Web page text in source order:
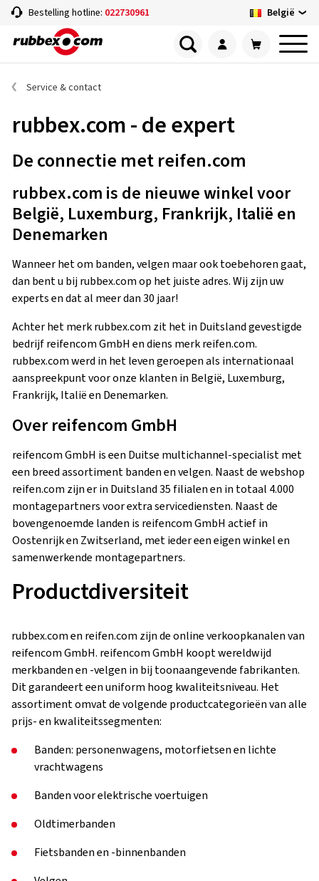
Bestelling hotline: 022730961 België
Service & contact
rubbex.com - de expert
De connectie met reifen.com
rubbex.com is de nieuwe winkel voor
België, Luxemburg, Frankrijk, Italië en
Denemarken
Wanneer het om banden, velgen maar ook toebehoren gaat,
dan bent u bij rubbex.com op het juiste adres. Wij zijn uw
experts en dat al meer dan 30 jaar!
Achter het merk rubbex.com zit het in Duitsland gevestigde
bedrijf reifencom GmbH en diens merk reifen.com.
rubbex.com werd in het leven geroepen als internationaal
aanspreekpunt voor onze klanten in België, Luxemburg,
Frankrijk, Italië en Denemarken.
Over reifencom GmbH
reifencom GmbH is een Duitse multichannel-specialist met
een breed assortiment banden en velgen. Naast de webshop
reifen.com zijn er in Duitsland 35 filialen en in totaal 4.000
montagepartners voor extra servicediensten. Naast de
bovengenoemde landen is reifencom GmbH actief in
Oostenrijk en Zwitserland, met ieder een eigen winkel en
samenwerkende montagepartners.
Productdiversiteit
rubbex.com en reifen.com zijn de online verkoopkanalen van
reifencom GmbH. reifencom GmbH koopt wereldwijd
merkbanden en -velgen in bij toonaangevende fabrikanten.
Dit garandeert een uniform hoog kwaliteitsniveau. Het
assortiment omvat de volgende productcategorieën van alle
prijs- en kwaliteitssegmenten:
Banden: personenwagens, motorfietsen en lichte
vrachtwagens
Banden voor elektrische voertuigen
Oldtimerbanden
Fietsbanden en -binnenbanden